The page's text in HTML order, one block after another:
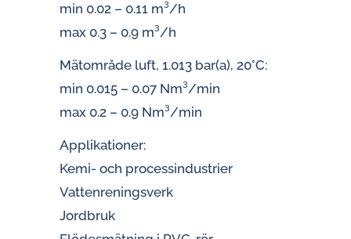
min 0.02 – 0.11 m³/h
max 0.3 – 0.9 m³/h
Mätområde luft, 1.013 bar(a), 20°C:
min 0.015 – 0.07 Nm³/min
max 0.2 – 0.9 Nm³/min
Applikationer:
Kemi- och processindustrier
Vattenreningsverk
Jordbruk